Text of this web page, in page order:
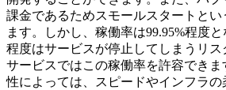
課金であるためスモールスタートと
ます。しかし、稼働率は99.95%程度
程度はサービスが停止してしまうリ
サービスではこの稼働率を許容でき
性によっては、スピードやインフラ